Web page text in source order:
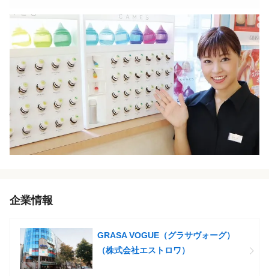
企業情報
GRASA VOGUE（グラサヴォーグ）
（株式会社エストロワ）